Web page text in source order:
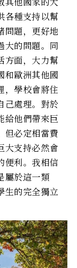
各種支持以幫
問題，更好地
大的問題。同
方面，大力幫
和歐洲其他國
，學校會將住
己處理。對於
給他們帶來巨
但必定相當費
大支持必然會
利。我相信
屬於這一類
生的完全獨立